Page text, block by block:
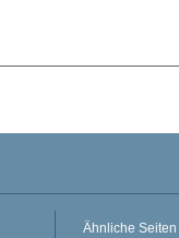
Ähnliche Seiten